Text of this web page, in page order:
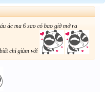
ác ma 6 sao có bao giờ mở ra
chỉ giùm với